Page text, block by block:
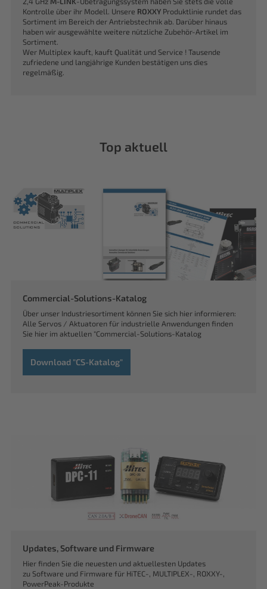
Kontrolle über ihr Modell. Unsere ROXXY Produktlinie rundet das
Sortiment im Bereich der Antriebstechnik ab. Darüber hinaus
haben wir ausgewählte weitere nützliche Zubehör-Artikel im
Sortiment.
Wer Multiplex kauft, kauft Qualität und Service ! Tausende
zufriedene und langjährige Kunden bestätigen uns dies
regelmäßig.
Top aktuell
Commercial-Solutions-Katalog
Über unser Industriesortiment können Sie sich hier informieren:
Alle Servos / Aktuatoren für industrielle Anwendungen finden
Sie hier im aktuellen "Commercial-Solutions-Katalog
Download "CS-Katalog"
Updates, Software und Firmware
Hier finden Sie die neuesten und aktuellesten Updates
zu Software und Firmware für HiTEC-, MULTIPLEX-, ROXXY-,
PowerPeak-Produkte